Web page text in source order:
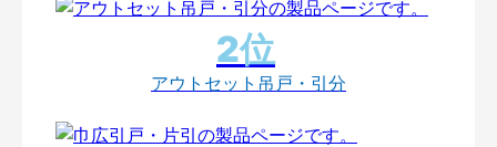
アウトセット吊戸・引分